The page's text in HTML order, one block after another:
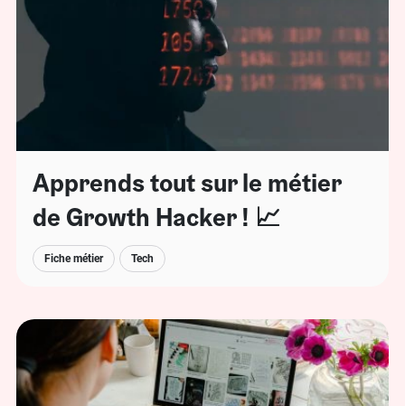
Apprends tout sur le métier
de Growth Hacker ! 📈
Fiche métier Tech